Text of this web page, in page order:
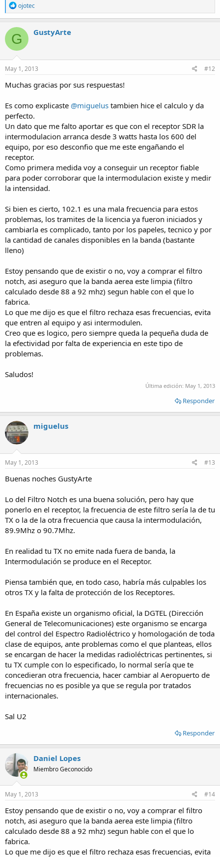
R
e
a
c
t
i
o
n
s
ojotec
G GustyArte
May 1, 2013 #12
Muchas gracias por sus respuestas!
Es como explicaste @miguelus tambien hice el calculo y da
perfecto.
Un dato que me falto aportar es que con el receptor SDR la
intermodulacion arranca desde 3 watts hasta los 600 del
equipo, por eso desconfio que me este engañando el
receptor.
Como primera medida voy a conseguir un receptor fiable
para poder corroborar que la intermodulacion existe y medir
la intensidad.
Si bien es cierto, 102.1 es una mala frecuencia para estos
problemas, los tramites de la licencia ya fueron iniciados y
cambiarla es complicado, tanto por los papeles, tecnico y por
la cantidad de canales disponibles en la banda (bastante
lleno)
Estoy pensando que de existir o no, voy a comprar el filtro
notch, asi aseguro que la banda aerea este limpia (filtro
calculado desde 88 a 92 mhz) segun hable con el que lo
fabrica.
Lo que me dijo es que el filtro rechaza esas frecuencias, evita
que entren al equipo y asi intermodulen.
Creo que es logico, pero siempre queda la pequeña duda de
la efectividad por falta de experiencia en este tipo de
problemas.
Saludos!
Última edición: May 1, 2013
Responder
miguelus
May 1, 2013 #13
Buenas noches GustyArte
Lo del Filtro Notch es una buena solución, pero hay que
ponerlo en el receptor, la frecuencia de este filtro sería la de tu
TX o la de la otra frecuencia que causa la intermodulación,
89.9Mhz o 90.7Mhz.
En realidad tu TX no emite nada fuera de banda, la
Intermodulación se produce en el Receptor.
Piensa también que, en todo caso, habría más culpables los
otros TX y la falta de protección de los Receptores.
En España existe un organismo oficial, la DGTEL (Dirección
General de Telecomunicaciones) este organismo se encarga
del control del Espectro Radioléctrico y homologación de toda
clase de equipos, ante problemas como el que planteas, ellos
se encargan de hacer la medidas radioléctricas pertinentes, si
tu TX cumple con lo especificado, lo normal sería que te
concedieran otra frecuencia, hacer cambiar al Aeropuerto de
frecuencias no es posible ya que se regula por tratados
internacionales.
Sal U2
Responder
Daniel Lopes
Miembro Geconocido
May 1, 2013 #14
Estoy pensando que de existir o no, voy a comprar el filtro
notch, asi aseguro que la banda aerea este limpia (filtro
calculado desde 88 a 92 mhz) segun hable con el que lo
fabrica.
Lo que me dijo es que el filtro rechaza esas frecuencias, evita